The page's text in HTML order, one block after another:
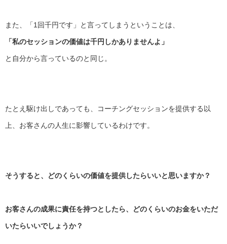
また、「1回千円です」と言ってしまうということは、
「私のセッションの価値は千円しかありませんよ」
と自分から言っているのと同じ。
たとえ駆け出しであっても、 コーチングセッションを提供する以
上、 お客さんの人生に影響しているわけです。
そうすると、どのくらいの価値を提供したらいいと思いますか？
お客さんの成果に責任を持つとしたら、 どのくらいのお金をいただ
いたらいいでしょうか？